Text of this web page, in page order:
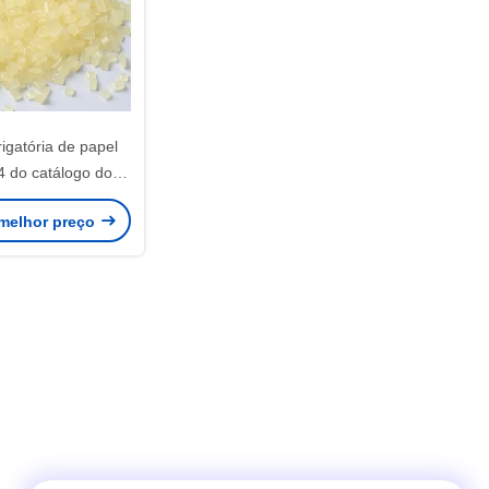
de papel
do catálogo do
5 pelotas
dos grânulo
preço